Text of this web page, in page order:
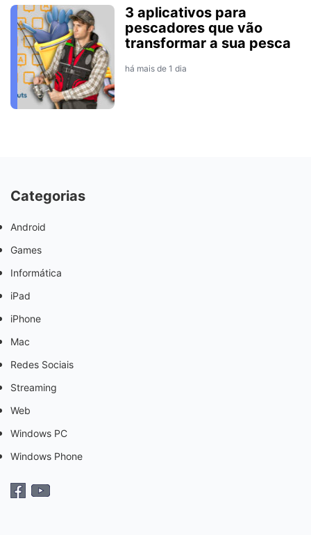
3 aplicativos para
pescadores que vão
transformar a sua pesca
há mais de 1 dia
Categorias
Android
Games
Informática
iPad
iPhone
Mac
Redes Sociais
Streaming
Web
Windows PC
Windows Phone